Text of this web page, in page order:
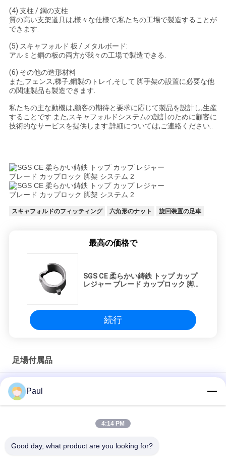
(4) 支柱 / 鋼の支柱
質の高い支架道具は,様々な仕様で,私たちの工場で製造することが
できます.
(5) スキャフォルド 板 / メタルボード:
アルミと鋼の板の両方が我々の工場で製造できる.
(6) その他の造形材料
また,フェンス,梯子,鋼製のトレイ,そして 脚手架の設置に必要な他
の関連製品も製造できます.
私たちの主な動機は,顧客の期待と要求に応じて製品を設計し,生産
することです.また,スキャフォルドシステムの設計のために顧客に
技術的なサービスを提供します.詳細については,ご連絡ください..
スキャフォルドのフィッティング 六角形のナット 旋回装置の足車
最高の価格で
SGS CE 柔らかい鋳鉄 トップ カップ
レジャー ブレード カップロック 脚
続行
足場付属品
鋳造 ロープ・ストッド・システム アクセサリー ロープ・スト
ッド・ウィング・ナッツ
Paul
4:14 PM
Good day, what product are you looking for?